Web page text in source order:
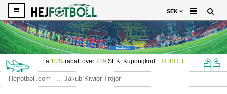
SEK
Få 10%rabatt över 729 SEK, Kupongkod: FOTBOLL
Hejfotboll.com Jakub Kiwior Tröjor